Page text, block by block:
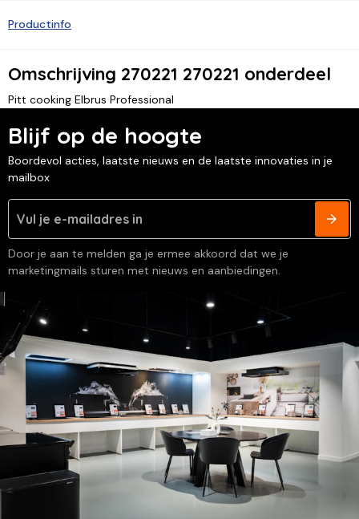
Productinfo
Omschrijving 270221 270221 onderdeel
Pitt cooking Elbrus Professional
Blijf op de hoogte
Boordevol acties, laatste nieuws en de laatste innovaties in je
mailbox
Door je aan te melden ga je ermee akkoord dat we je
marketingmails sturen met nieuws en aanbiedingen.